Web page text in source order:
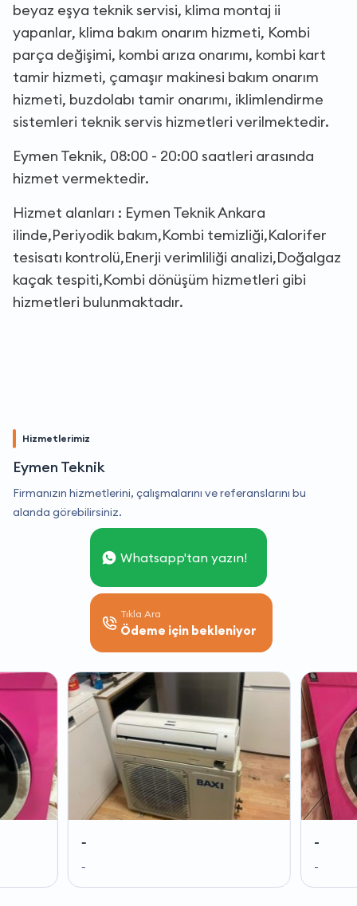
beyaz eşya teknik servisi, klima montaj ii
yapanlar, klima bakım onarım hizmeti, Kombi
parça değişimi, kombi arıza onarımı, kombi kart
tamir hizmeti, çamaşır makinesi bakım onarım
hizmeti, buzdolabı tamir onarımı, iklimlendirme
sistemleri teknik servis hizmetleri verilmektedir.
Eymen Teknik, 08:00 - 20:00 saatleri arasında
hizmet vermektedir.
Hizmet alanları : Eymen Teknik Ankara
ilinde,Periyodik bakım,Kombi temizliği,Kalorifer
tesisatı kontrolü,Enerji verimliliği analizi,Doğalgaz
kaçak tespiti,Kombi dönüşüm hizmetleri gibi
hizmetleri bulunmaktadır.
Hizmetlerimiz
Eymen Teknik
Firmanızın hizmetlerini, çalışmalarını ve referanslarını bu
alanda görebilirsiniz.
Whatsapp'tan yazın!
Tıkla Ara
Ödeme için bekleniyor
-
-
-
-